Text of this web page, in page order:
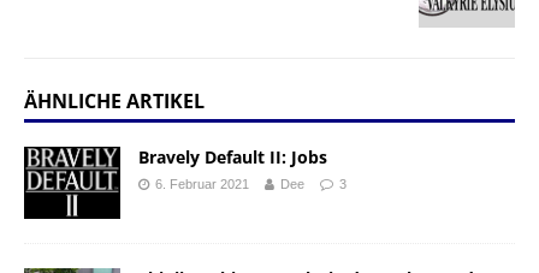
ÄHNLICHE ARTIKEL
Bravely Default II: Jobs
6. Februar 2021 Dee 3